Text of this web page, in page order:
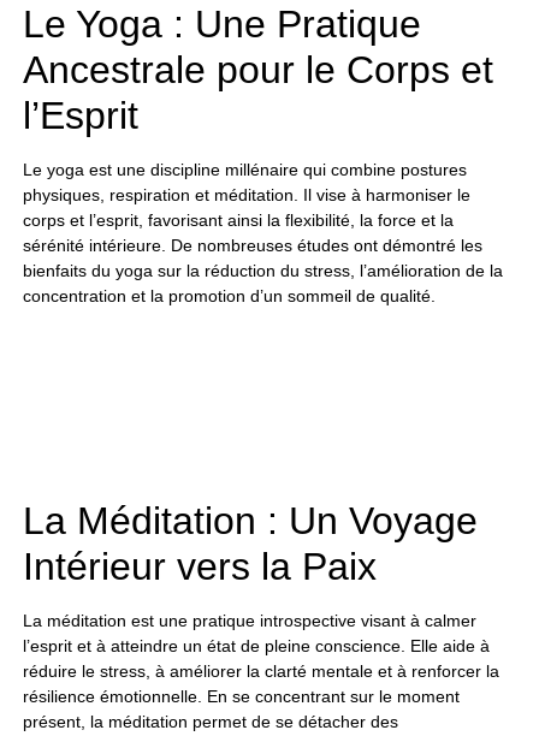
Le Yoga : Une Pratique
Ancestrale pour le Corps et
l’Esprit
Le yoga est une discipline millénaire qui combine postures
physiques, respiration et méditation. Il vise à harmoniser le
corps et l’esprit, favorisant ainsi la flexibilité, la force et la
sérénité intérieure. De nombreuses études ont démontré les
bienfaits du yoga sur la réduction du stress, l’amélioration de la
concentration et la promotion d’un sommeil de qualité.
La Méditation : Un Voyage
Intérieur vers la Paix
La méditation est une pratique introspective visant à calmer
l’esprit et à atteindre un état de pleine conscience. Elle aide à
réduire le stress, à améliorer la clarté mentale et à renforcer la
résilience émotionnelle. En se concentrant sur le moment
présent, la méditation permet de se détacher des